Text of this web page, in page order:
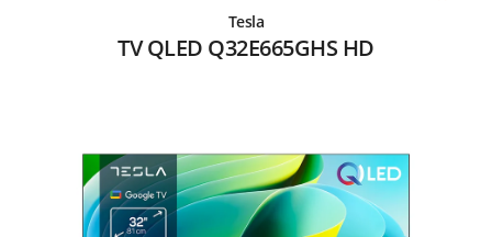
Tesla
TV QLED Q32E665GHS HD